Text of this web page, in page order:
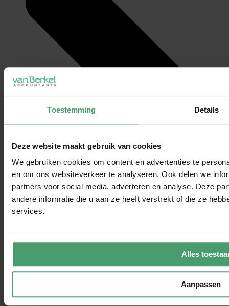
Toestemming Details
Deze website maakt gebruik van cookies
We gebruiken cookies om content en advertenties te
en om ons websiteverkeer te analyseren. Ook delen we
partners voor social media, adverteren en analyse. Deze
andere informatie die u aan ze heeft verstrekt of die ze
services.
Alles
Aanpassen